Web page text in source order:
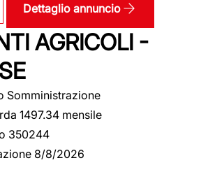
Dettaglio annuncio
AGRICOLI -
Somministrazione
1497.34 mensile
350244
8/8/2026